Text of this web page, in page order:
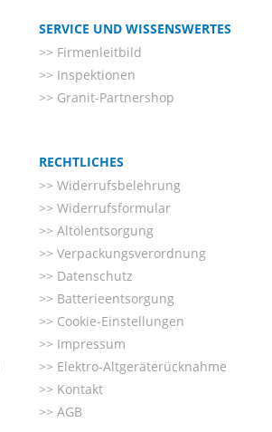
SERVICE UND WISSENSWERTES
Firmenleitbild
Inspektionen
Granit-Partnershop
RECHTLICHES
Widerrufsbelehrung
Widerrufsformular
Altölentsorgung
Verpackungsverordnung
Datenschutz
Batterieentsorgung
Cookie-Einstellungen
Impressum
Elektro-Altgeräterücknahme
Kontakt
AGB